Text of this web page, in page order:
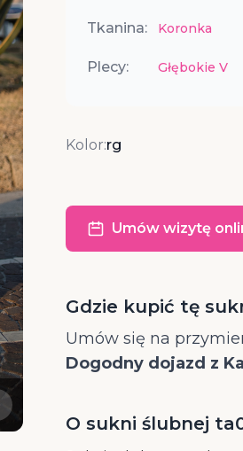
Tkanina: Koronka
Plecy: Głębokie V
Kolor:rg
Umów wizytę
Gdzie kupić tę
Umów się na
Dogodny dojazd z
O sukni ślubnej